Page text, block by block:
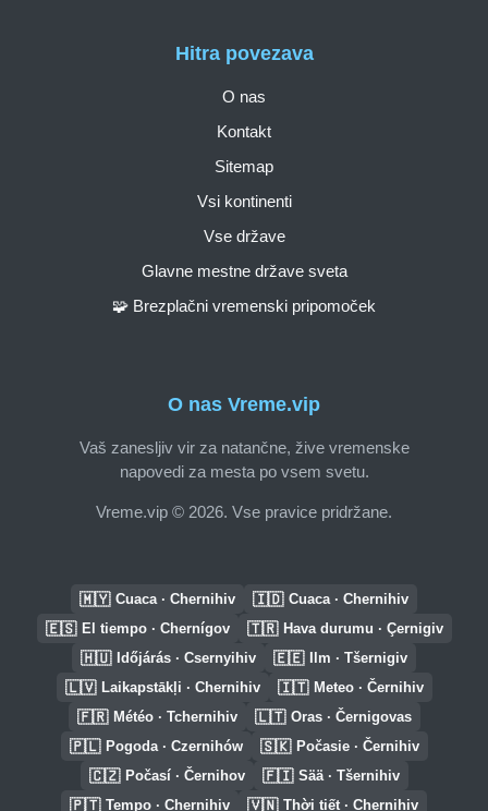
O nas Vreme.vip
Vaš zanesljiv vir za natančne, žive vremenske
napovedi za mesta po vsem svetu.
Vreme.vip © 2026. Vse pravice pridržane.
Hitra povezava
O nas
Kontakt
Sitemap
Vsi kontinenti
Vse države
Glavne mestne države sveta
🧩 Brezplačni vremenski pripomoček
🇲🇾 Cuaca · Chernihiv 🇮🇩 Cuaca · Chernihiv
🇪🇸 El tiempo · Chernígov 🇹🇷 Hava durumu · Çernigiv
🇭🇺 Időjárás · Csernyihiv 🇪🇪 Ilm · Tšernigiv
🇱🇻 Laikapstākļi · Chernihiv 🇮🇹 Meteo · Černihiv
🇫🇷 Météo · Tchernihiv 🇱🇹 Oras · Černigovas
🇵🇱 Pogoda · Czernihów 🇸🇰 Počasie · Černihiv
🇨🇿 Počasí · Černihov 🇫🇮 Sää · Tšernihiv
🇵🇹 Tempo · Chernihiv 🇻🇳 Thời tiết · Chernihiv